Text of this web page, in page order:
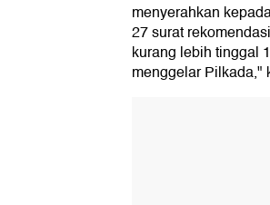
menyerahkan
27 surat
kurang lebih tinggal
menggelar Pilkada,"